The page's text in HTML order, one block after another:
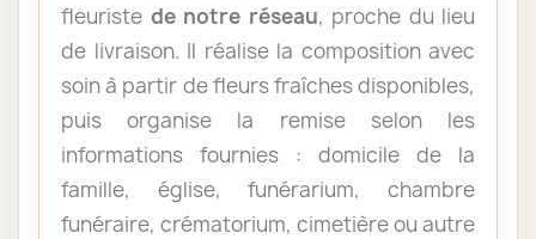
fleuriste de notre réseau, proche du lieu
de livraison. Il réalise la composition avec
soin à partir de fleurs fraîches disponibles,
puis organise la remise selon les
informations fournies : domicile de la
famille, église, funérarium, chambre
funéraire, crématorium, cimetière ou autre